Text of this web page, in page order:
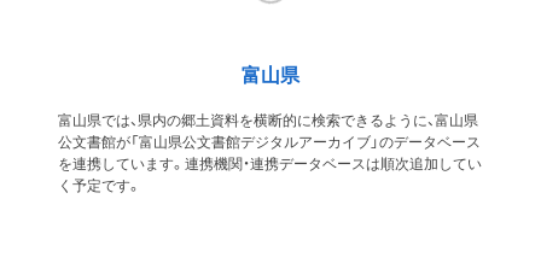
富山県
富山県では、県内の郷土資料を横断的に検索できるように、富山県
公文書館が「富山県公文書館デジタルアーカイブ」のデータベース
を連携しています。連携機関・連携データベースは順次追加してい
く予定です。